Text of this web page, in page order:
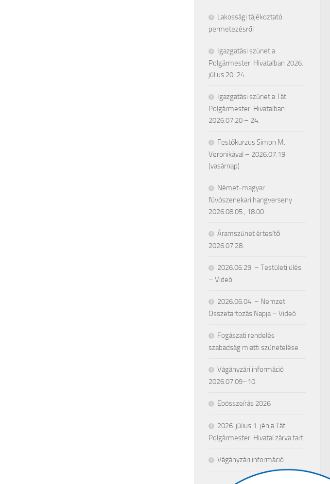
Lakossági tájékoztató
permetezésről
Igazgatási szünet a
Polgármesteri Hivatalban 2026.
július 20-24.
Igazgatási szünet a Táti
Polgármesteri Hivatalban –
2026.07.20 – 24.
Festőkurzus Simon M.
Veronikával – 2026.07.19.
(vasárnap)
Német-magyar
fúvószenekari hangverseny
2026.08.05., 18.00
Áramszünet értesítő
2026.07.28.
2026.06.29. – Testületi ülés
– Videó
2026.06.04. – Nemzeti
Összetartozás Napja – Videó
Fogászati rendelés
szabadság miatti szünetelése
Vágányzári információ
2026.07.09–10.
Ebösszeírás 2026
2026. július 1-jén a Táti
Polgármesteri Hivatal zárva tart
Vágányzári információ